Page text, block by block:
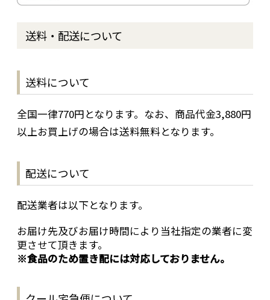
送料・配送について
送料について
全国一律770円となります。なお、商品代金3,880円
以上お買上げの場合は送料無料となります。
配送について
配送業者は以下となります。
お届け先及びお届け時間により当社指定の業者に変
更させて頂きます。
※食品のため置き配には対応しておりません。